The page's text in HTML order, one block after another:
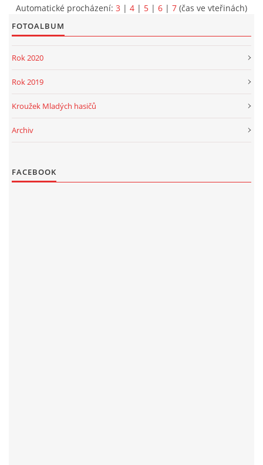
SH ČMS - Sbor dobrovolných hasičů Havlovice
© 2026 eStránky.cz
|
Automatické procházení: 3 | 4 | 5 | 6 | 7 (čas ve vteřinách)
FOTOALBUM
Rok 2020
Rok 2019
Kroužek Mladých hasičů
Archiv
FACEBOOK